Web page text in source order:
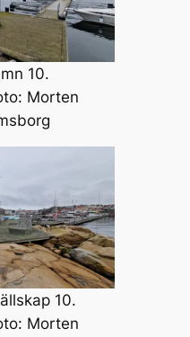
10.
Morten
10.
Morten